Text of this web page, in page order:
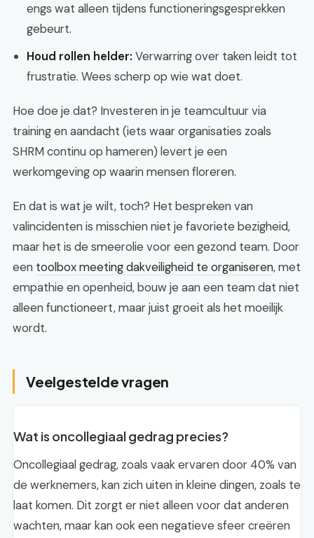
engs wat alleen tijdens functioneringsgesprekken
gebeurt.
Houd rollen helder: Verwarring over taken leidt tot
frustratie. Wees scherp op wie wat doet.
Hoe doe je dat? Investeren in je teamcultuur via
training en aandacht (iets waar organisaties zoals
SHRM continu op hameren) levert je een
werkomgeving op waarin mensen floreren.
En dat is wat je wilt, toch? Het bespreken van
valincidenten is misschien niet je favoriete bezigheid,
maar het is de smeerolie voor een gezond team. Door
een toolbox meeting dakveiligheid te organiseren, met
empathie en openheid, bouw je aan een team dat niet
alleen functioneert, maar juist groeit als het moeilijk
wordt.
Veelgestelde vragen
Wat is oncollegiaal gedrag precies?
Oncollegiaal gedrag, zoals vaak ervaren door 40% van
de werknemers, kan zich uiten in kleine dingen, zoals te
laat komen. Dit zorgt er niet alleen voor dat anderen
wachten, maar kan ook een negatieve sfeer creëren